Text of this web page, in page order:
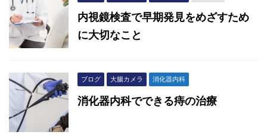
内視鏡検査で早期発見をめざすため
に大切なこと
ブログ 大腸カメラ 消化器内科
消化器内科でできる痔の治療